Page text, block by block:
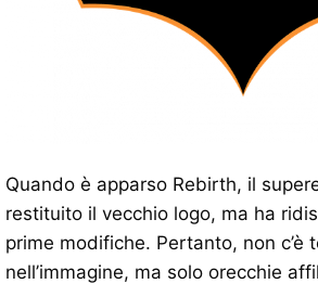
Quando è apparso Rebirth, il
restituito il vecchio logo, ma ha
prime modifiche. Pertanto, non c’è
nell’immagine, ma solo orecchie